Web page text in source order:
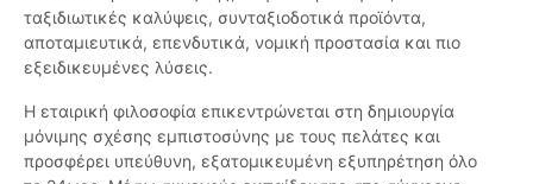
ταξιδιωτικές καλύψεις, συνταξιοδοτικά προϊόντα,
αποταμιευτικά, επενδυτικά, νομική προστασία και πιο
εξειδικευμένες λύσεις.
Η εταιρική φιλοσοφία επικεντρώνεται στη δημιουργία
μόνιμης σχέσης εμπιστοσύνης με τους πελάτες και
προσφέρει υπεύθυνη, εξατομικευμένη εξυπηρέτηση όλο